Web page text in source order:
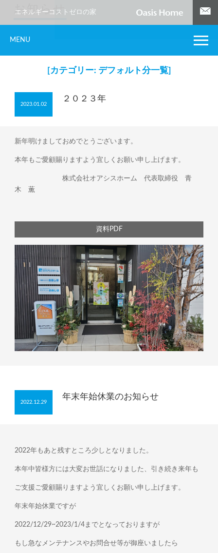
エネルギーコストゼロの家
MENU
お知らせ
[カテゴリー: デフォルト分一覧]
2023.01.02
２０２３年
新年明けましておめでとうございます。
本年もご愛顧賜りますよう宜しくお願い申し上げます。
株式会社オアシスホーム 代表取締役 青
木 薫
資料PDF
2022.12.29
年末年始休業のお知らせ
2022年もあと残すところ少しとなりました。
本年中皆様方には大変お世話になりました、引き続き来年も
ご支援ご愛顧賜りますよう宜しくお願い申し上げます。
年末年始休業ですが
2022/12/29~2023/1/4までとなっておりますが
もし急なメンテナンスやお問合せ等が御座いましたら